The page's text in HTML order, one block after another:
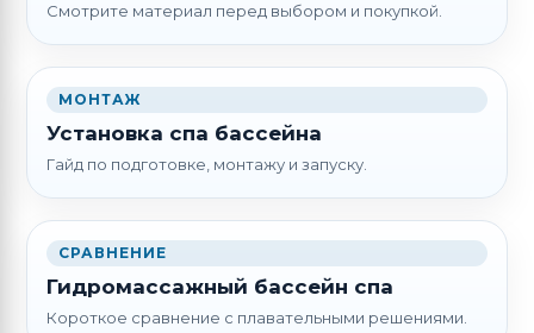
Смотрите материал перед выбором и покупкой.
МОНТАЖ
Установка спа бассейна
Гайд по подготовке, монтажу и запуску.
СРАВНЕНИЕ
Гидромассажный бассейн спа
Короткое сравнение с плавательными решениями.